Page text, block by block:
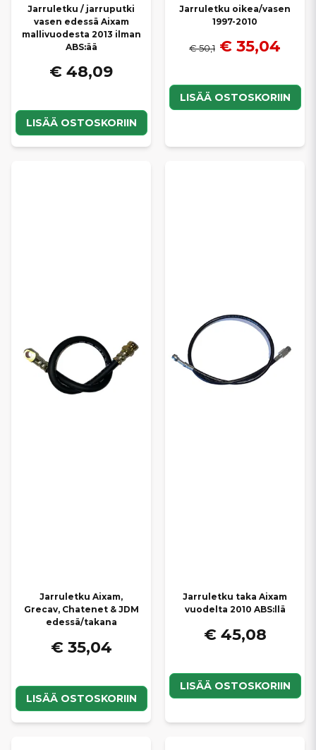
Jarruletku / jarruputki
vasen edessä Aixam
mallivuodesta 2013 ilman
ABS:ää
€ 48,09
LISÄÄ OSTOSKORIIN
Jarruletku oikea/vasen
1997-2010
€ 50,1 € 35,04
LISÄÄ OSTOSKORIIN
Jarruletku Aixam,
Grecav, Chatenet & JDM
edessä/takana
€ 35,04
LISÄÄ OSTOSKORIIN
Jarruletku taka Aixam
vuodelta 2010 ABS:llä
€ 45,08
LISÄÄ OSTOSKORIIN